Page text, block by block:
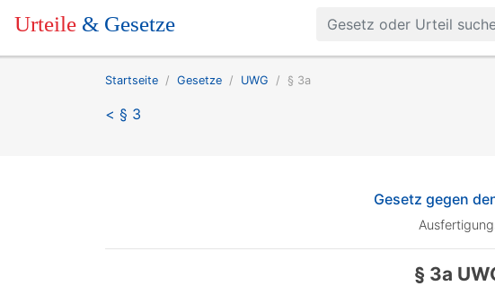
Urteile & Gesetze
Startseite Gesetze UWG § 3a
< § 3
Gesetz gegen
§ 3a